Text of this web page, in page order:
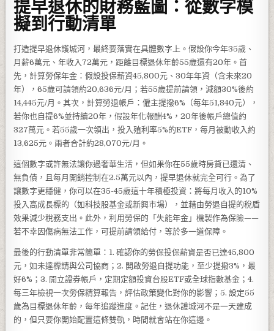
提早退休的財務藍圖：從數字模
擬到行動清單
打造提早退休護城河，最終要落實在具體數字上。假設你今年35歲、
月薪6萬元、年收入72萬元，距離目標退休年齡55歲還有20年。首
先，計算勞保年金：假設投保薪資45,800元、30年年資（含未來20
年），65歲可請領約20,636元/月；若55歲提前請領，減額30%後約
14,445元/月。其次，計算勞退帳戶：僱主提撥6%（每年51,840元），
若你也自提6%並持續20年，假設年化報酬4%，20年後帳戶總值約
327萬元。若55歲一次領出，投入殖利率5%的ETF，每月被動收入約
13,625元。兩者合計約28,070元/月。
這個數字或許無法讓你過奢華生活，但如果你在55歲時房貸已還清、
無負債，且每月開銷控制在2.5萬元以內，提早退休就完全可行。為了
讓數字更穩健，你可以在35-45歲這十年積極投資：將每月收入的10%
投入高成長標的（如科技股基金或新興市場），並藉由勞退自提的稅盾
效果減少稅務支出。此外，利用勞保的「失能年金」機製作為保險——
若不幸因傷病無法工作，可提前請領給付，等於多一道保障。
最後的行動清單非常簡單：1. 確認你的勞保投保薪資是否已達45,800
元，如未達標請與公司協商；2. 開啟勞退自提功能，至少提撥3%，最
好6%；3. 開立證券帳戶，定期定額投資台股ETF或全球指數基金；4.
每三年檢視一次勞保精算報告，評估政策變化對你的影響；5. 設定55
歲為目標退休年齡，每年追蹤進度。記住，退休護城河不是一天建成
的，但只要你開始配置這條雙軌，時間就會站在你這邊。